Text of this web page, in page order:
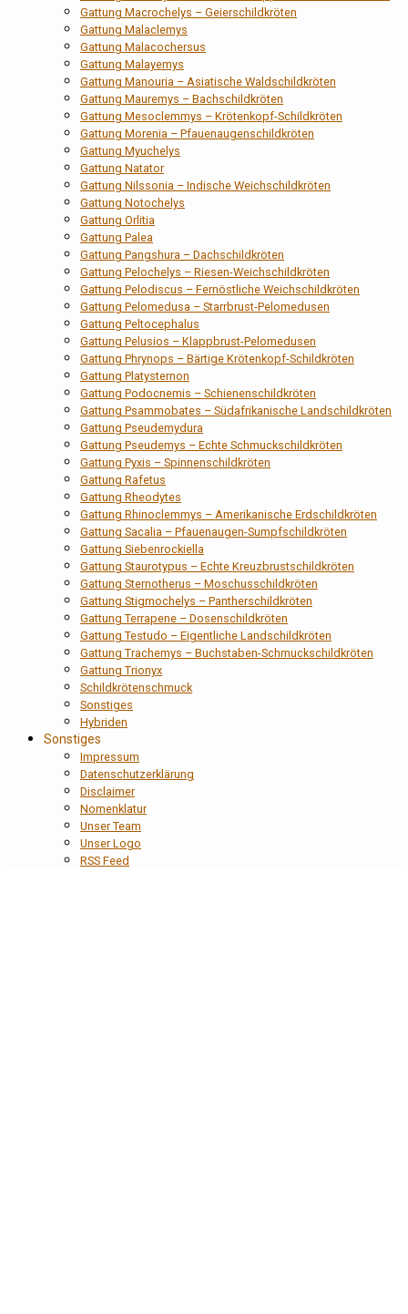
Gattung Macrochelys – Geierschildkröten
Gattung Malaclemys
Gattung Malacochersus
Gattung Malayemys
Gattung Manouria – Asiatische Waldschildkröten
Gattung Mauremys – Bachschildkröten
Gattung Mesoclemmys – Krötenkopf-Schildkröten
Gattung Morenia – Pfauenaugenschildkröten
Gattung Myuchelys
Gattung Natator
Gattung Nilssonia – Indische Weichschildkröten
Gattung Notochelys
Gattung Orlitia
Gattung Palea
Gattung Pangshura – Dachschildkröten
Gattung Pelochelys – Riesen-Weichschildkröten
Gattung Pelodiscus – Fernöstliche Weichschildkröten
Gattung Pelomedusa – Starrbrust-Pelomedusen
Gattung Peltocephalus
Gattung Pelusios – Klappbrust-Pelomedusen
Gattung Phrynops – Bärtige Krötenkopf-Schildkröten
Gattung Platysternon
Gattung Podocnemis – Schienenschildkröten
Gattung Psammobates – Südafrikanische Landschildkröten
Gattung Pseudemydura
Gattung Pseudemys – Echte Schmuckschildkröten
Gattung Pyxis – Spinnenschildkröten
Gattung Rafetus
Gattung Rheodytes
Gattung Rhinoclemmys – Amerikanische Erdschildkröten
Gattung Sacalia – Pfauenaugen-Sumpfschildkröten
Gattung Siebenrockiella
Gattung Staurotypus – Echte Kreuzbrustschildkröten
Gattung Sternotherus – Moschusschildkröten
Gattung Stigmochelys – Pantherschildkröten
Gattung Terrapene – Dosenschildkröten
Gattung Testudo – Eigentliche Landschildkröten
Gattung Trachemys – Buchstaben-Schmuckschildkröten
Gattung Trionyx
Schildkrötenschmuck
Sonstiges
Hybriden
Sonstiges
Impressum
Datenschutzerklärung
Disclaimer
Nomenklatur
Unser Team
Unser Logo
RSS Feed